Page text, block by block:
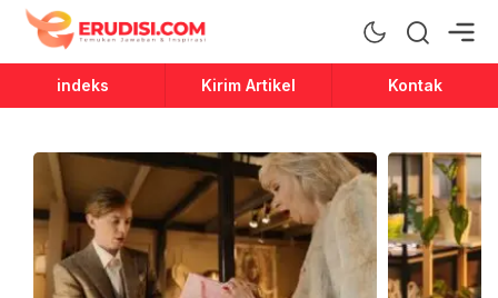
Erudisi
Temukan Jawaban dan Inspirasi
indeks Kirim Artikel Kontak